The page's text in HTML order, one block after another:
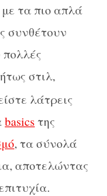
τα πιο απλά
συνθέτουν
στιλ,
λάτρεις
basics της
, τα σύνολά
αποτελώντας